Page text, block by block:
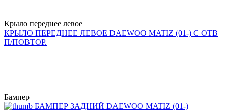
Крыло переднее левое
КРЫЛО ПЕРЕДНЕЕ ЛЕВОЕ DAEWOO MATIZ (01-) С ОТВ
П/ПОВТОР.
Бампер
БАМПЕР ЗАДНИЙ DAEWOO MATIZ (01-)